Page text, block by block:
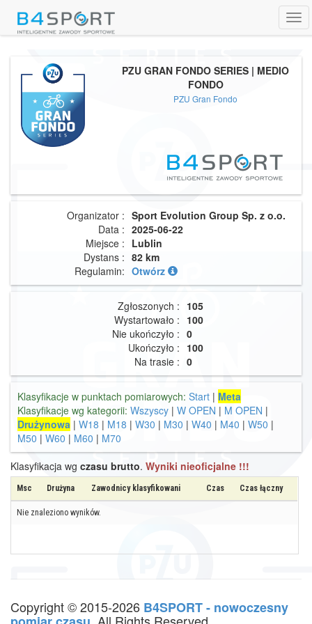
PZU GRAN FONDO SERIES | MEDIO
FONDO
PZU Gran Fondo
Organizator : Sport Evolution Group Sp. z o.o.
Data : 2025-06-22
Miejsce : Lublin
Dystans : 82 km
Regulamin: Otwórz
Zgłoszonych : 105
Wystartowało : 100
Nie ukończyło : 0
Ukończyło : 100
Na trasie : 0
Klasyfikacje w punktach pomiarowych: Start | Meta
Klasyfikacje wg kategorii: Wszyscy | W OPEN | M OPEN |
Drużynowa | W18 | M18 | W30 | M30 | W40 | M40 | W50 |
M50 | W60 | M60 | M70
Klasyfikacja wg czasu brutto. Wyniki nieoficjalne !!!
Msc Drużyna Zawodnicy klasyfikowani Czas Czas łączny
Nie znaleziono wyników.
Copyright © 2015-2026 B4SPORT - nowoczesny